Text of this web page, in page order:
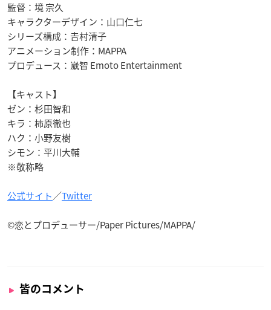
監督：境 宗久
キャラクターデザイン：山口仁七
シリーズ構成：𠮷村清子
アニメーション制作：MAPPA
プロデュース：崴智 Emoto Entertainment
【キャスト】
ゼン：杉田智和
キラ：柿原徹也
ハク：小野友樹
シモン：平川大輔
※敬称略
公式サイト／Twitter
©恋とプロデューサー/Paper Pictures/MAPPA/
皆のコメント